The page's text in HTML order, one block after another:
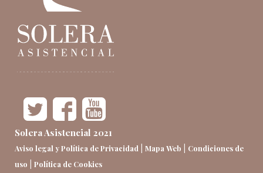
Solera Asistencial 2021
Aviso legal y Política de Privacidad Mapa Web
Condiciones de
uso
Política de Cookies